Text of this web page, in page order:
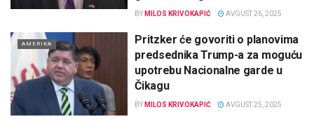
BY MILOS KRIVOKAPIĆ AVGUST 26, 2025
AMERIKA
Pritzker će govoriti o planovima
predsednika Trump-a za moguću
upotrebu Nacionalne garde u
Čikagu
BY MILOS KRIVOKAPIĆ AVGUST 25, 2025